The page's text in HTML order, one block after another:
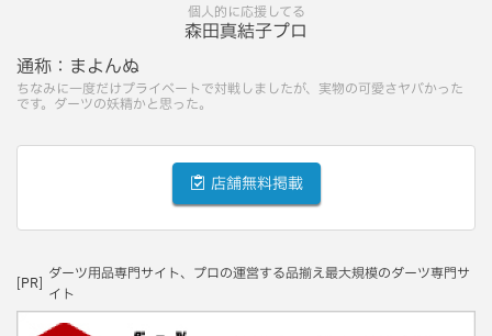
個人的に応援してる
森田真結子プロ
通称： まよんぬ
ちなみに一度だけプライベートで対戦しましたが、実物の可愛さヤバかった
です。ダーツの妖精かと思った。
店舗無料掲載
[PR]
ダーツ用品専門サイト、プロの運営する品揃え最大規模のダーツ専門サ
イト